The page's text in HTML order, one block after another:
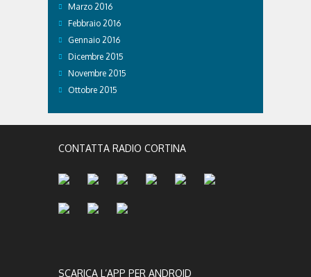
Marzo 2016
Febbraio 2016
Gennaio 2016
Dicembre 2015
Novembre 2015
Ottobre 2015
CONTATTA RADIO CORTINA
SCARICA L’APP PER ANDROID